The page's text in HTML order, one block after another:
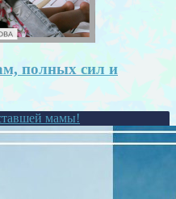
полных сил и
мамы!